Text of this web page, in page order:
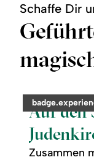
Schaffe Dir
category:
Auf den
Zusammen
readmore:
Auf
den
Judenkirche